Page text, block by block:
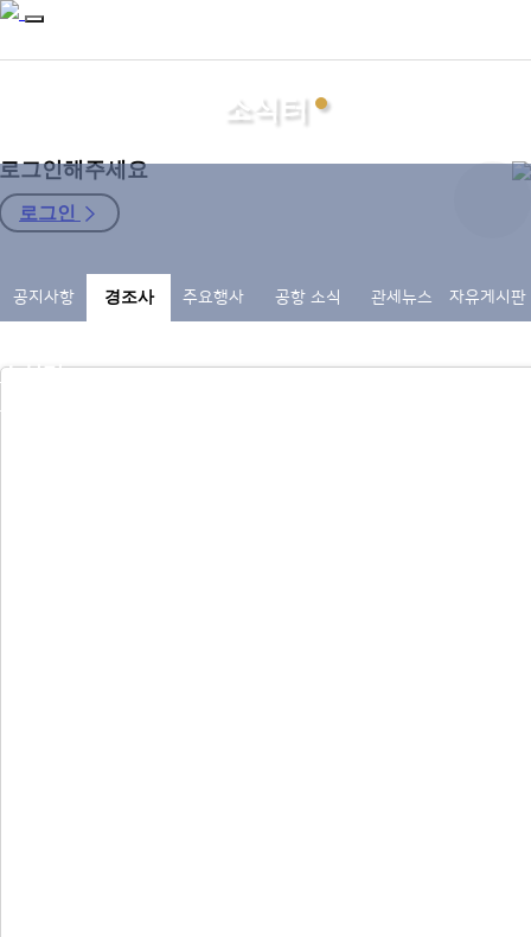
로그인해주세요
로그인
지회소개
관세사
소식터
소식터
공지사항 경조사 주요행사 공항 소식 관세뉴스 자유게시판